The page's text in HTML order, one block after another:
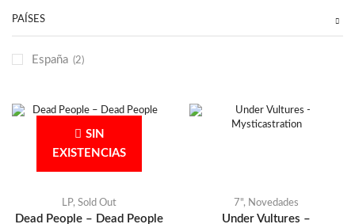
Grindcore
(25)
PAÍSES
España (2)
SIN
EXISTENCIAS
LP, Sold Out
Dead People – Dead People
7", Novedades
Under Vultures –